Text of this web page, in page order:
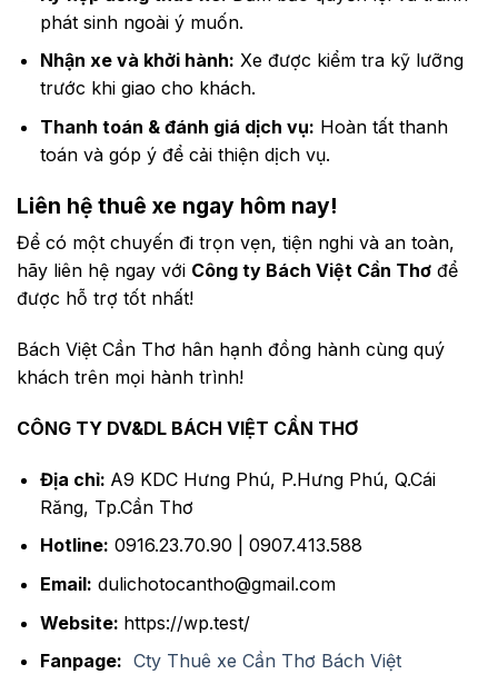
phát sinh ngoài ý muốn.
Nhận xe và khởi hành: Xe được kiểm tra kỹ lưỡng
trước khi giao cho khách.
Thanh toán & đánh giá dịch vụ: Hoàn tất thanh
toán và góp ý để cải thiện dịch vụ.
Liên hệ thuê xe ngay hôm nay!
Để có một chuyến đi trọn vẹn, tiện nghi và an toàn,
hãy liên hệ ngay với Công ty Bách Việt Cần Thơ để
được hỗ trợ tốt nhất!
Bách Việt Cần Thơ hân hạnh đồng hành cùng quý
khách trên mọi hành trình!
CÔNG TY DV&DL BÁCH VIỆT CẦN THƠ
Địa chỉ: A9 KDC Hưng Phú, P.Hưng Phú, Q.Cái
Răng, Tp.Cần Thơ
Hotline: 0916.23.70.90 | 0907.413.588
Email: dulichotocantho@gmail.com
Website: https://wp.test/
Fanpage: Cty Thuê xe Cần Thơ Bách Việt